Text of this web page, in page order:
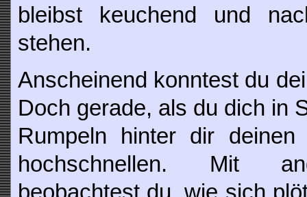
bleibst keuchend und
stehen.
Anscheinend konntest du
Doch gerade, als du dich in
Rumpeln hinter dir deinen
hochschnellen. Mit